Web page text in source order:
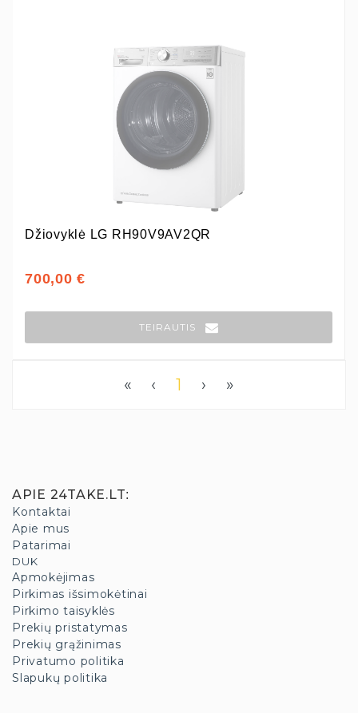
Džiovyklė LG RH90V9AV2QR
700,00 €
TEIRAUTIS
« ‹ 1 › »
APIE 24TAKE.LT:
Kontaktai
Apie mus
Patarimai
DUK
Apmokėjimas
Pirkimas išsimokėtinai
Pirkimo taisyklės
Prekių pristatymas
Prekių grąžinimas
Privatumo politika
Slapukų politika